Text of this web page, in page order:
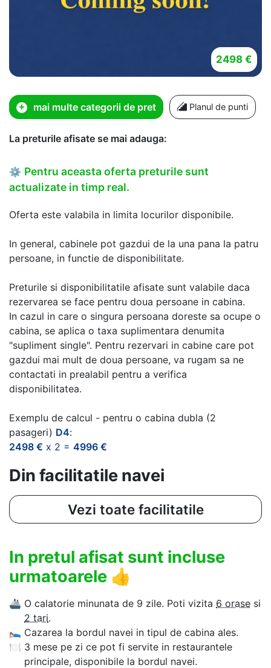
2498 €
mai multe categorii de pret Planul de punti
La preturile afisate se mai adauga:
⚙ Pentru aceasta oferta preturile sunt
actualizate in timp real.
Oferta este valabila in limita locurilor disponibile.
In general, cabinele pot gazdui de la una pana la patru
persoane, in functie de disponibilitate.
Preturile si disponibilitatile afisate sunt valabile daca
rezervarea se face pentru doua persoane in cabina.
In cazul in care o singura persoana doreste sa ocupe o
cabina, se aplica o taxa suplimentara denumita
"supliment single". Pentru rezervari in cabine care pot
gazdui mai mult de doua persoane, va rugam sa ne
contactati in prealabil pentru a verifica
disponibilitatea.
Exemplu de calcul - pentru o cabina dubla (2
pasageri) D4:
2498 € x 2 = 4996 €
Din facilitatile navei
Vezi toate facilitatile
In pretul afisat sunt incluse
urmatoarele 👍
🚢 O calatorie minunata de 9 zile. Poti vizita 6 orase si
2 tari.
🛌 Cazarea la bordul navei in tipul de cabina ales.
🍽 3 mese pe zi ce pot fi servite in restaurantele
principale, disponibile la bordul navei.